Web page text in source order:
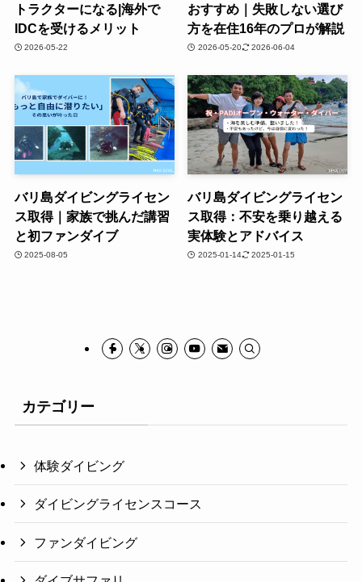
トラクターになる|海外で
IDCを受けるメリット
2026-05-22
おすすめ｜失敗しない選び
方を在住16年のプロが解説
2026-05-20 2026-06-04
バリ島ダイビングライセン
ス取得｜家族で挑んだ講習
と初ファンダイブ
2025-08-05
バリ島ダイビングライセン
ス取得：不安を乗り越える
実体験とアドバイス
2025-01-14 2025-01-15
カテゴリー
体験ダイビング
ダイビングライセンスコース
ファンダイビング